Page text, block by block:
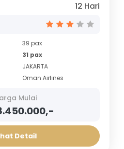
12 Hari
39 pax
31 pax
JAKARTA
Oman Airlines
Mulai
Detail